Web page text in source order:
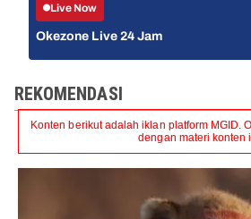
Live Now
Okezone Live 24 Jam